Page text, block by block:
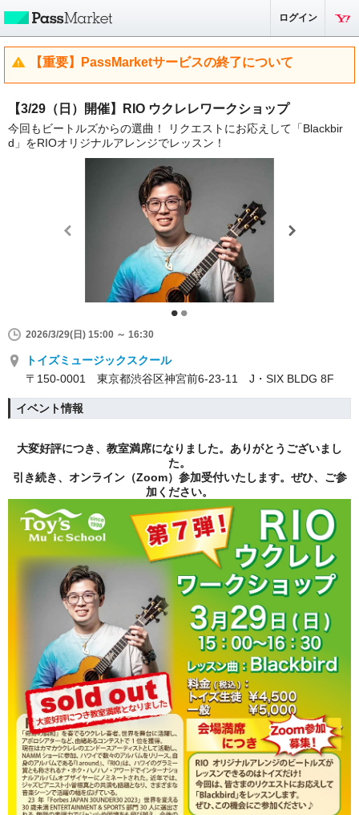
ログイン
【重要】PassMarketサービスの終了について
【3/29（日）開催】RIO ウクレレワークショップ
今回もビートルズからの選曲！ リクエストにお応えして「Blackbir
d」をRIOオリジナルアレンジでレッスン！
2026/3/29(日) 15:00 ～ 16:30
トイズミュージックスクール
〒150-0001 東京都渋谷区神宮前6-23-11 J・SIX BLDG 8F
イベント情報
大変好評につき、教室満席になりました。ありがとうございまし
た。
引き続き、オンライン（Zoom）参加受付いたします。ぜひ、ご参
加ください。